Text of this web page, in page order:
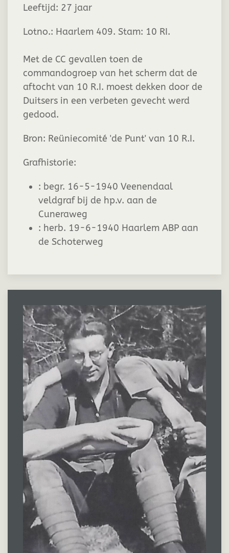
Leeftijd: 27 jaar
Lotno.: Haarlem 409. Stam: 10 RI.
Met de CC gevallen toen de
commandogroep van het scherm dat de
aftocht van 10 R.I. moest dekken door de
Duitsers in een verbeten gevecht werd
gedood.
Bron: Reüniecomité 'de Punt' van 10 R.I.
Grafhistorie:
: begr. 16-5-1940 Veenendaal
veldgraf bij de hp.v. aan de
Cuneraweg
: herb. 19-6-1940 Haarlem ABP aan
de Schoterweg